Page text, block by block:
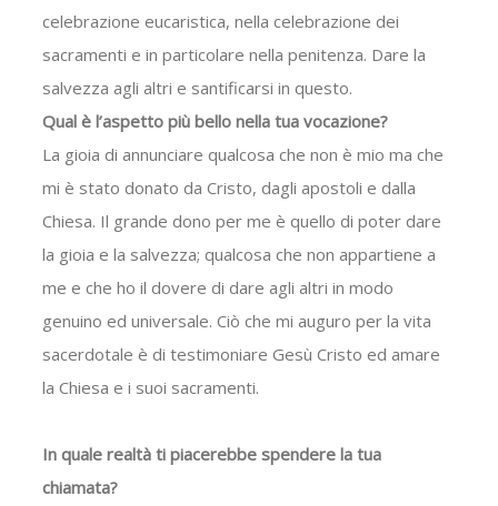
celebrazione eucaristica, nella celebrazione dei
sacramenti e in particolare nella penitenza. Dare la
salvezza agli altri e santificarsi in questo.
Qual è l’aspetto più bello nella tua vocazione?
La gioia di annunciare qualcosa che non è mio ma che
mi è stato donato da Cristo, dagli apostoli e dalla
Chiesa. Il grande dono per me è quello di poter dare
la gioia e la salvezza; qualcosa che non appartiene a
me e che ho il dovere di dare agli altri in modo
genuino ed universale. Ciò che mi auguro per la vita
sacerdotale è di testimoniare Gesù Cristo ed amare
la Chiesa e i suoi sacramenti.
In quale realtà ti piacerebbe spendere la tua
chiamata?